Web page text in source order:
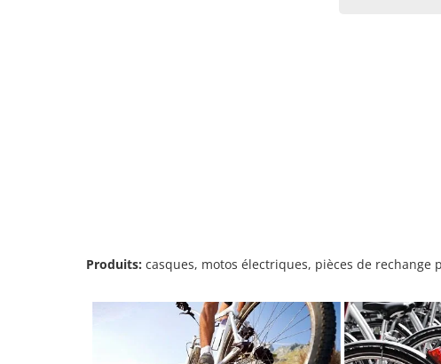
Produits: casques, motos électriques, pièces de